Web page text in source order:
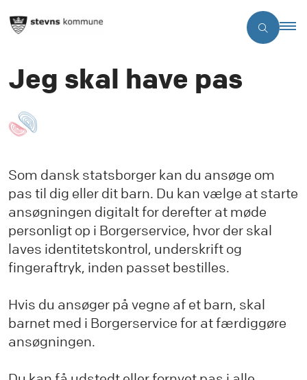
Jeg skal have pas
Som dansk statsborger kan du ansøge om
pas til dig eller dit barn. Du kan vælge at starte
ansøgningen digitalt for derefter at møde
personligt op i Borgerservice, hvor der skal
laves identitetskontrol, underskrift og
fingeraftryk, inden passet bestilles.
Hvis du ansøger på vegne af et barn, skal
barnet med i Borgerservice for at færdiggøre
ansøgningen.